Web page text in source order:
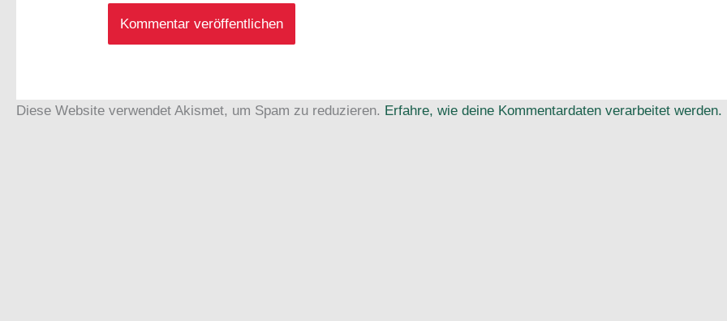
Diese Website verwendet Akismet, um Spam zu reduzieren. Erfahre, wie deine Kommentardaten verarbeitet werden.